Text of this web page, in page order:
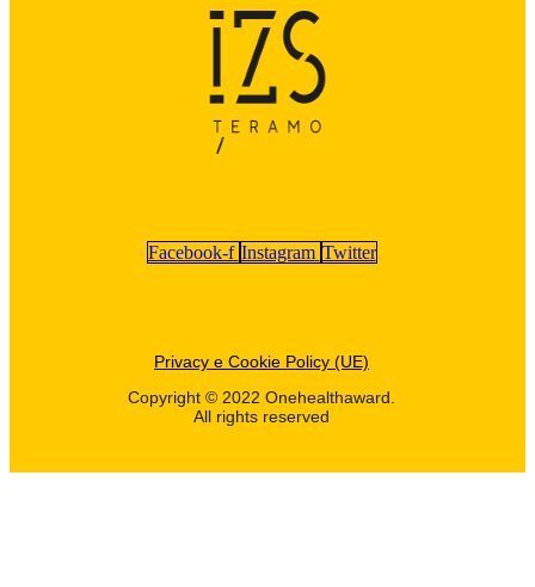
Facebook-f Instagram Twitter
Privacy e Cookie Policy (UE)
Copyright © 2022 Onehealthaward.
All rights reserved